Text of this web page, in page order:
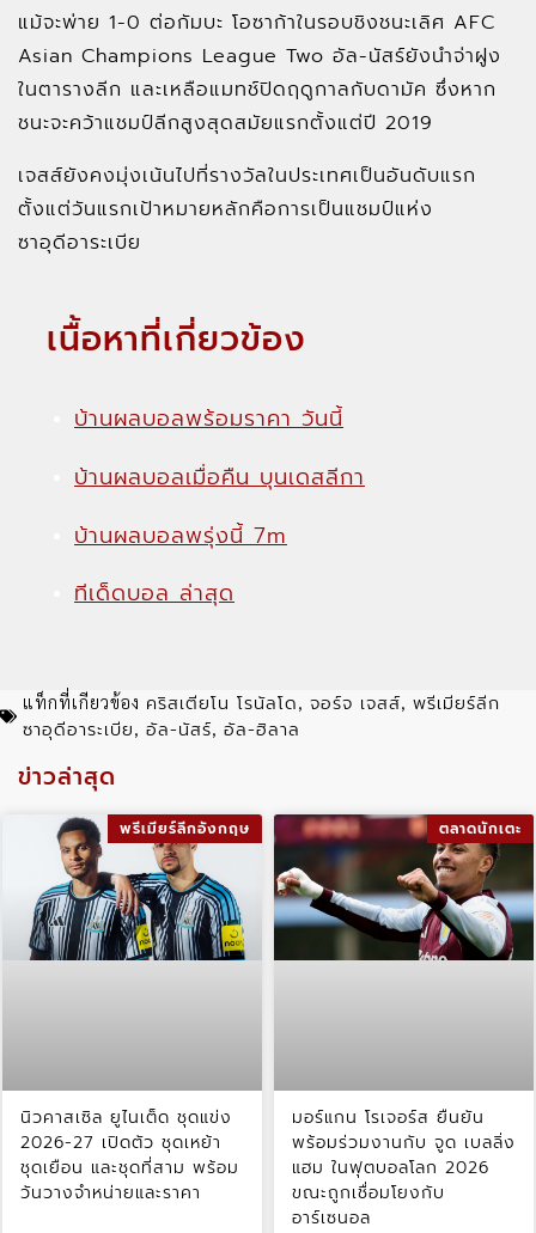
แม้จะพ่าย 1-0 ต่อกัมบะ โอซาก้าในรอบชิงชนะเลิศ AFC
Asian Champions League Two อัล-นัสร์ยังนำจ่าฝูง
ในตารางลีก และเหลือแมทช์ปิดฤดูกาลกับดามัค ซึ่งหาก
ชนะจะคว้าแชมป์ลีกสูงสุดสมัยแรกตั้งแต่ปี 2019
เจสส์ยังคงมุ่งเน้นไปที่รางวัลในประเทศเป็นอันดับแรก
ตั้งแต่วันแรกเป้าหมายหลักคือการเป็นแชมป์แห่ง
ซาอุดีอาระเบีย
เนื้อหาที่เกี่ยวข้อง
บ้านผลบอลพร้อมราคา วันนี้
บ้านผลบอลเมื่อคืน บุนเดสลีกา
บ้านผลบอลพรุ่งนี้ 7m
ทีเด็ดบอล ล่าสุด
แท็กที่เกียวข้อง คริสเตียโน โรนัลโด จอร์จ เจสส์ พรีเมียร์ลีก
ซาอุดีอาระเบีย อัล-นัสร์ อัล-ฮิลาล
ข่าวล่าสุด
พรีเมียร์ลีกอังกฤษ
นิวคาสเซิล ยูไนเต็ด ชุดแข่ง
2026-27 เปิดตัว ชุดเหย้า
ชุดเยือน และชุดที่สาม พร้อม
วันวางจำหน่ายและราคา
ตลาดนักเตะ
มอร์แกน โรเจอร์ส ยืนยัน
พร้อมร่วมงานกับ จูด เบลลิ่ง
แฮม ในฟุตบอลโลก 2026
ขณะถูกเชื่อมโยงกับ
อาร์เซนอล